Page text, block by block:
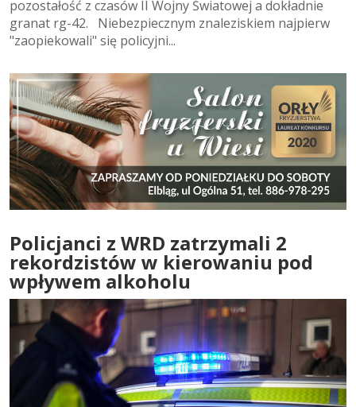
pozostałość z czasów II Wojny Światowej a dokładnie
granat rg-42. Niebezpiecznym znaleziskiem najpierw
"zaopiekowali" się policyjni...
Policjanci z WRD zatrzymali 2
rekordzistów w kierowaniu pod
wpływem alkoholu